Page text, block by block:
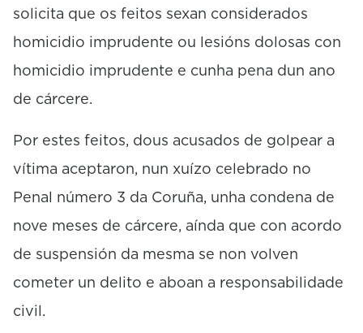
solicita que os feitos sexan considerados
homicidio imprudente ou lesións dolosas con
homicidio imprudente e cunha pena dun ano
de cárcere.
Por estes feitos, dous acusados de golpear a
vítima aceptaron, nun xuízo celebrado no
Penal número 3 da Coruña, unha condena de
nove meses de cárcere, aínda que con acordo
de suspensión da mesma se non volven
cometer un delito e aboan a responsabilidade
civil.